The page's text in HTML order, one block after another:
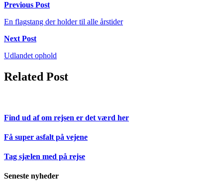
Previous Post
En flagstang der holder til alle årstider
Next Post
Udlandet ophold
Related Post
Find ud af om rejsen er det værd her
Få super asfalt på vejene
Tag sjælen med på rejse
Seneste nyheder